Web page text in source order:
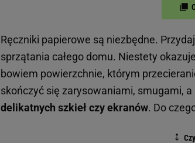
Ręczniki papierowe są niezbędne.
sprzątania całego domu. Niestety
bowiem powierzchnie, którym
skończyć się zarysowaniami, smugami,
delikatnych szkieł czy ekranów. Do